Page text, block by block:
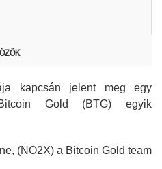
kapcsán jelent meg egy
Gold (BTG) egyik
(NO2X) a Bitcoin Gold team